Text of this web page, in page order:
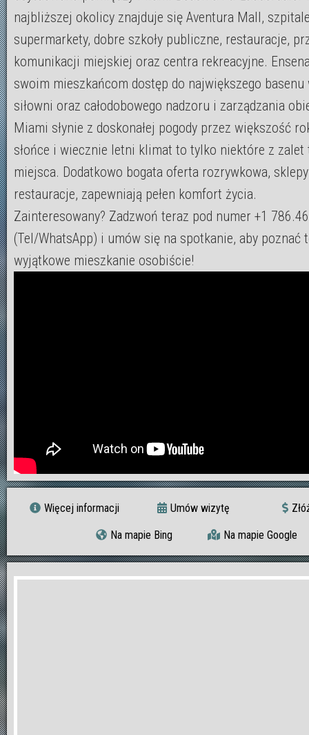
najbliższej okolicy znajduje się Aventura Mall,
supermarkety, dobre szkoły publiczne, restauracje,
komunikacji miejskiej oraz centra rekreacyjne.
swoim mieszkańcom dostęp do największego basenu
siłowni oraz całodobowego nadzoru i zarządzania
Miami słynie z doskonałej pogody przez większość
słońce i wiecznie letni klimat to tylko niektóre z zalet
miejsca. Dodatkowo bogata oferta rozrywkowa,
restauracje, zapewniają pełen komfort życia.
Zainteresowany? Zadzwoń teraz pod numer +1
(Tel/WhatsApp) i umów się na spotkanie, aby poznać
wyjątkowe mieszkanie osobiście!
Więcej informacji Umów wizytę
Na mapie Bing Na mapie Google